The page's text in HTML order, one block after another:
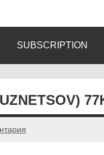
SUBSCRIPTION